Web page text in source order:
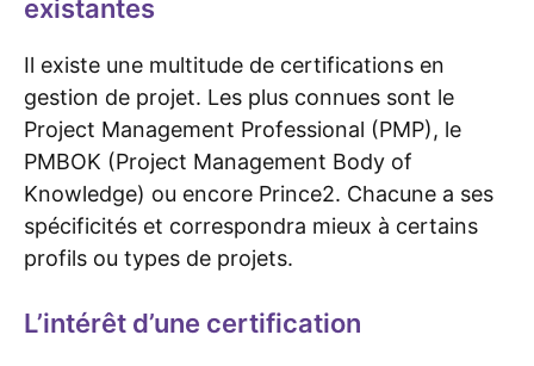
existantes
Il existe une multitude de certifications en
gestion de projet. Les plus connues sont le
Project Management Professional (PMP), le
PMBOK (Project Management Body of
Knowledge) ou encore Prince2. Chacune a ses
spécificités et correspondra mieux à certains
profils ou types de projets.
L’intérêt d’une certification